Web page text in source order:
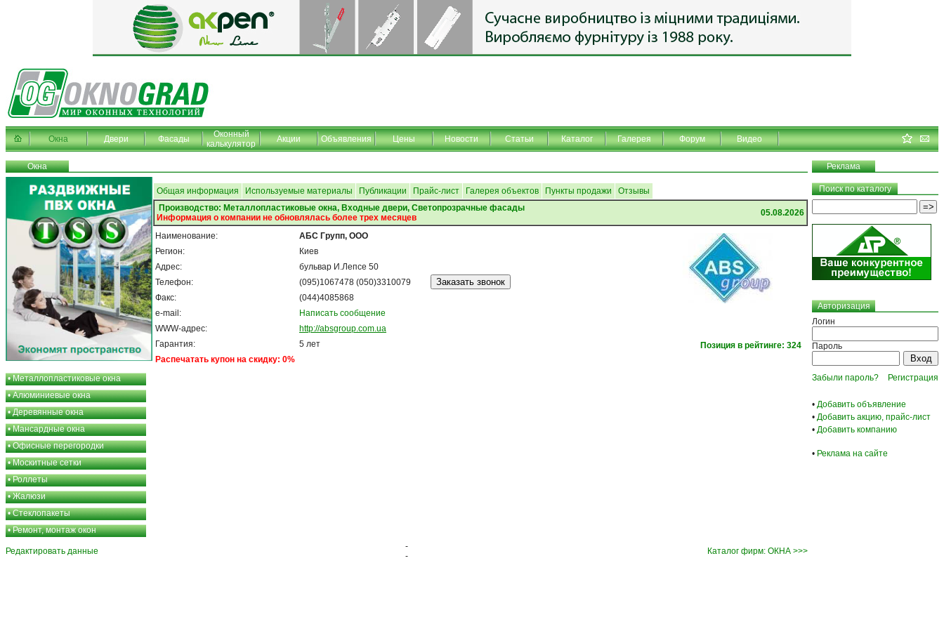
Окна Двери Фасады
Оконный
калькулятор
Акции Объявления Цены Новости Статьи Каталог Галерея Форум Видео
Окна Реклама
•Металлопластиковые окна
•Алюминиевые окна
•Деревянные окна
•Мансардные окна
•Офисные перегородки
•Москитные сетки
•Роллеты
•Жалюзи
•Стеклопакеты
•Ремонт, монтаж окон
Общая информация Используемые материалы Публикации Прайс-лист Галерея объектов Пункты продажи
Отзывы
Производство: Металлопластиковые окна, Входные двери, Светопрозрачные фасады
Информация о компании не обновлялась более трех месяцев
05.08.2026
Наименование:
Регион:
Адрес:
Телефон:
Факс:
e-mail:
WWW-адрес:
Гарантия:
Распечатать купон на скидку: 0%
АБС Групп, ООО
Киев
бульвар И.Лепсе 50
(095)1067478 (050)3310079
(044)4085868
Написать сообщение
http://absgroup.com.ua
5 лет
Позиция в рейтинге: 324
Поиск по каталогу
Авторизация
Логин
Пароль
Забыли пароль? Регистрация
• Добавить объявление
• Добавить акцию, прайс-лист
• Добавить компанию
• Реклама на сайте
Редактировать данные
-
-
Каталог фирм: ОКНА >>>